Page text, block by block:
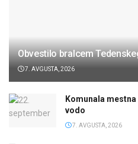
Obvestilo bralcem
7. AVGUSTA, 2026
Komunala
vodo
7. AVGUSTA, 2026